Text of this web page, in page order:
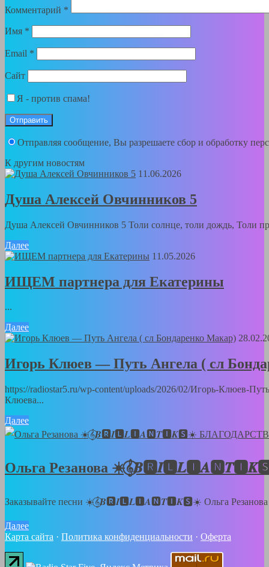
Комментарий *
Имя *
Email *
Сайт
Я - против спама!
Отправляя сообщение, Вы разрешаете сбор и обработку
К другим новостям
11.06.2026
Душа Алексей Овчинников 5
Душа Алексей Овчинников 5 Толи солнце, толи дождь, Толи
Далее
11.05.2026
ИЩЕМ партнера для Екатерины
...
Далее
Игорь Клюев — Путь Ангела ( сл
https://radiostar5.ru/wp-content/uploads/2026/02/Игорь-Клюев-
Клюева...
Далее
Ольга Резанова
Заказывайте песни ☀️𝄞⃝𝑩🆁𝑰🅻𝑳🅸𝑨🅽𝑻🅸𝑲🆂☀️ Ольга Резанова
Далее
Карта сайта · Политика конфиденциальности · Оферта